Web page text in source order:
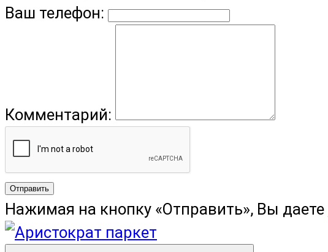
Ваш телефон:
Комментарий:
Отправить
Нажимая на кнопку «Отправить», Вы даете